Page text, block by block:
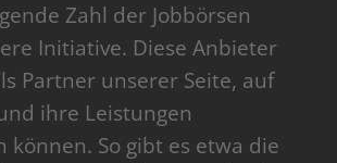
Zahl der Jobbörsen
Initiative. Diese Anbieter
Partner unserer Seite, auf
ihre Leistungen
können. So gibt es etwa die